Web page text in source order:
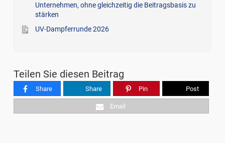
Unternehmen, ohne gleichzeitig die Beitragsbasis zu
stärken
UV-Dampferrunde 2026
Teilen Sie diesen Beitrag
Share Share Pin Post
Email